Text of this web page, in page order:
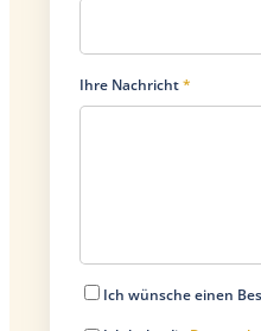
Ihre Nachricht*
Ich wünsche einen